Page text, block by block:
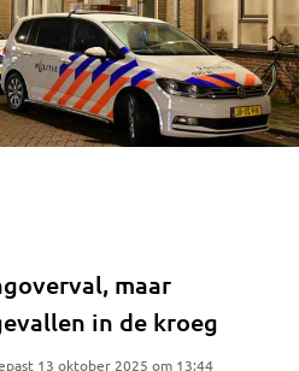
maar
in de kroeg
13 oktober 2025 om 13:44